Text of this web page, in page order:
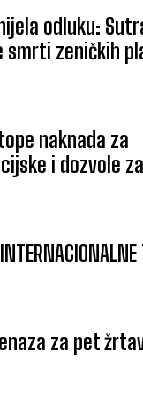
odluku:
smrti zeničkih
naknada za
i dozvole
za pet